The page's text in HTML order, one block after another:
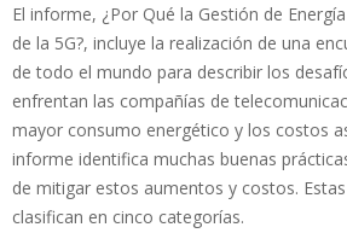
El informe, ¿Por Qué la Gestión de
de la 5G?, incluye la realización de una
de todo el mundo para describir los
enfrentan las compañías de
mayor consumo energético y los costos
informe identifica muchas buenas
de mitigar estos aumentos y costos.
clasifican en cinco categorías.